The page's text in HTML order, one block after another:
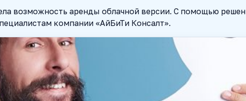
возможность аренды облачной версии. С помощью
компании «АйБиТи Консалт».